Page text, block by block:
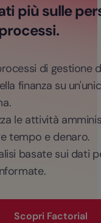
più sulle
di gestione
finanza su
le attività
tempo e denaro.
basate sui dati
Scopri Factorial